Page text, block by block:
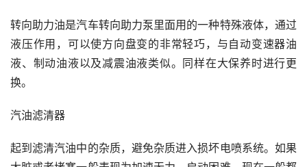
转向助力油是汽车转向助力泵里面用的一种特殊液体，通过
液压作用，可以使方向盘变的非常轻巧，与自动变速器油
液、制动油液以及减震油液类似。同样在大保养时进行更
换。
汽油滤清器
起到滤清汽油中的杂质，避免杂质进入损坏电喷系统。如果